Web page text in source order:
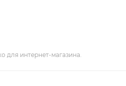
для интернет-магазина.